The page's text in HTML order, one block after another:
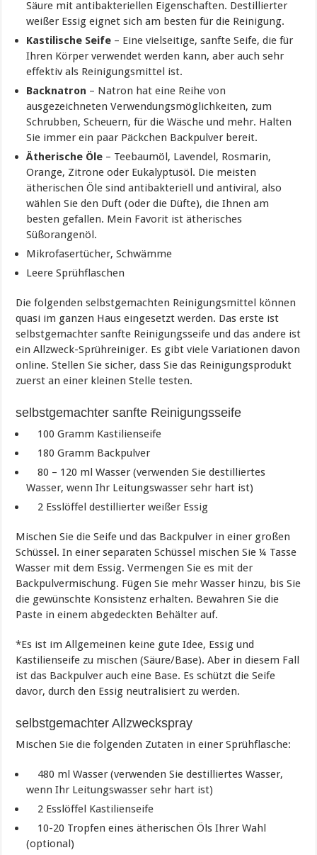
Säure mit antibakteriellen Eigenschaften. Destillierter
weißer Essig eignet sich am besten für die Reinigung.
Kastilische Seife – Eine vielseitige, sanfte Seife, die für
Ihren Körper verwendet werden kann, aber auch sehr
effektiv als Reinigungsmittel ist.
Backnatron – Natron hat eine Reihe von
ausgezeichneten Verwendungsmöglichkeiten, zum
Schrubben, Scheuern, für die Wäsche und mehr. Halten
Sie immer ein paar Päckchen Backpulver bereit.
Ätherische Öle – Teebaumöl, Lavendel, Rosmarin,
Orange, Zitrone oder Eukalyptusöl. Die meisten
ätherischen Öle sind antibakteriell und antiviral, also
wählen Sie den Duft (oder die Düfte), die Ihnen am
besten gefallen. Mein Favorit ist ätherisches
Süßorangenöl.
Mikrofasertücher, Schwämme
Leere Sprühflaschen
Die folgenden selbstgemachten Reinigungsmittel können
quasi im ganzen Haus eingesetzt werden. Das erste ist
selbstgemachter sanfte Reinigungsseife und das andere ist
ein Allzweck-Sprühreiniger. Es gibt viele Variationen davon
online. Stellen Sie sicher, dass Sie das Reinigungsprodukt
zuerst an einer kleinen Stelle testen.
selbstgemachter sanfte Reinigungsseife
100 Gramm Kastilienseife
180 Gramm Backpulver
80 – 120 ml Wasser (verwenden Sie destilliertes
Wasser, wenn Ihr Leitungswasser sehr hart ist)
2 Esslöffel destillierter weißer Essig
Mischen Sie die Seife und das Backpulver in einer großen
Schüssel. In einer separaten Schüssel mischen Sie ¼ Tasse
Wasser mit dem Essig. Vermengen Sie es mit der
Backpulvermischung. Fügen Sie mehr Wasser hinzu, bis Sie
die gewünschte Konsistenz erhalten. Bewahren Sie die
Paste in einem abgedeckten Behälter auf.
*Es ist im Allgemeinen keine gute Idee, Essig und
Kastilienseife zu mischen (Säure/Base). Aber in diesem Fall
ist das Backpulver auch eine Base. Es schützt die Seife
davor, durch den Essig neutralisiert zu werden.
selbstgemachter Allzweckspray
Mischen Sie die folgenden Zutaten in einer Sprühflasche:
480 ml Wasser (verwenden Sie destilliertes Wasser,
wenn Ihr Leitungswasser sehr hart ist)
2 Esslöffel Kastilienseife
10-20 Tropfen eines ätherischen Öls Ihrer Wahl
(optional)